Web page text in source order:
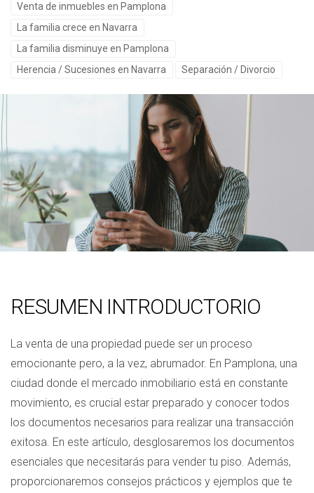
Venta de inmuebles en Pamplona
La familia crece en Navarra
La familia disminuye en Pamplona
Herencia / Sucesiones en Navarra
Separación / Divorcio
RESUMEN INTRODUCTORIO
La venta de una propiedad puede ser un proceso
emocionante pero, a la vez, abrumador. En Pamplona, una
ciudad donde el mercado inmobiliario está en constante
movimiento, es crucial estar preparado y conocer todos
los documentos necesarios para realizar una transacción
exitosa. En este artículo, desglosaremos los documentos
esenciales que necesitarás para vender tu piso. Además,
proporcionaremos consejos prácticos y ejemplos que te